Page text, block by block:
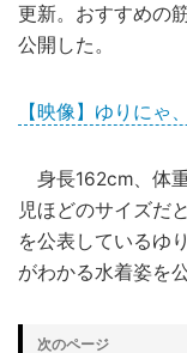
更新。おすすめの
公開した。
【映像】ゆりにゃ
身長162cm、体
児ほどのサイズだ
を公表しているゆ
がわかる水着姿を